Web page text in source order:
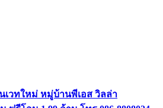
เวทใหม่ หมู่บ้านพีเอส วิลล่า